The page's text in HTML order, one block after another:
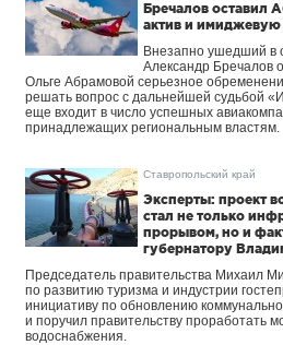
Бречалов оставил
актив и
Внезапно ушедший в
Александр Бречалов
Ольге Абрамовой серьезное
решать вопрос с дальнейшей судьбой
еще входит в число успешных
принадлежащих региональным властям.
Ставропольский край
Эксперты: проект
стал не только
прорывом, но и
губернатору
Председатель правительства Михаил
по развитию туризма и индустрии
инициативу по обновлению
и поручил правительству проработать
водоснабжения.